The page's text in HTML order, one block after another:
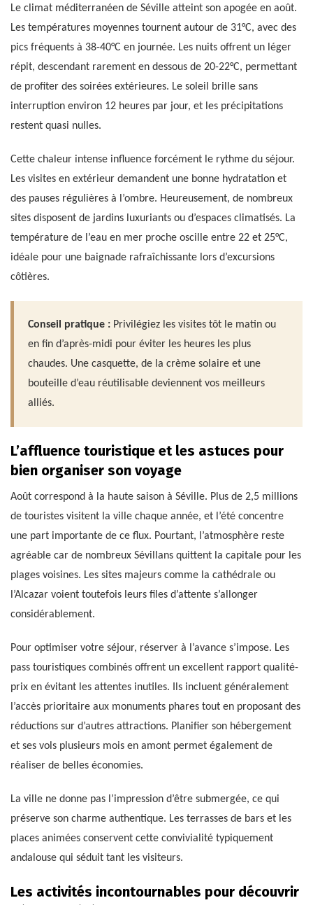
Le climat méditerranéen de Séville atteint son apogée en août.
Les températures moyennes tournent autour de 31°C, avec des
pics fréquents à 38-40°C en journée. Les nuits offrent un léger
répit, descendant rarement en dessous de 20-22°C, permettant
de profiter des soirées extérieures. Le soleil brille sans
interruption environ 12 heures par jour, et les précipitations
restent quasi nulles.
Cette chaleur intense influence forcément le rythme du séjour.
Les visites en extérieur demandent une bonne hydratation et
des pauses régulières à l’ombre. Heureusement, de nombreux
sites disposent de jardins luxuriants ou d’espaces climatisés. La
température de l’eau en mer proche oscille entre 22 et 25°C,
idéale pour une baignade rafraîchissante lors d’excursions
côtières.
Conseil pratique : Privilégiez les visites tôt le matin ou
en fin d’après-midi pour éviter les heures les plus
chaudes. Une casquette, de la crème solaire et une
bouteille d’eau réutilisable deviennent vos meilleurs
alliés.
L’affluence touristique et les astuces pour
bien organiser son voyage
Août correspond à la haute saison à Séville. Plus de 2,5 millions
de touristes visitent la ville chaque année, et l’été concentre
une part importante de ce flux. Pourtant, l’atmosphère reste
agréable car de nombreux Sévillans quittent la capitale pour les
plages voisines. Les sites majeurs comme la cathédrale ou
l’Alcazar voient toutefois leurs files d’attente s’allonger
considérablement.
Pour optimiser votre séjour, réserver à l’avance s’impose. Les
pass touristiques combinés offrent un excellent rapport qualité-
prix en évitant les attentes inutiles. Ils incluent généralement
l’accès prioritaire aux monuments phares tout en proposant des
réductions sur d’autres attractions. Planifier son hébergement
et ses vols plusieurs mois en amont permet également de
réaliser de belles économies.
La ville ne donne pas l’impression d’être submergée, ce qui
préserve son charme authentique. Les terrasses de bars et les
places animées conservent cette convivialité typiquement
andalouse qui séduit tant les visiteurs.
Les activités incontournables pour découvrir